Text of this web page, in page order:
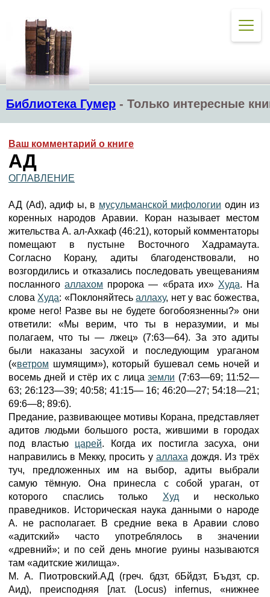
Библиотека Гумер - Только интересные
Ваш комментарий о книге
АД
ОГЛАВЛЕНИЕ
АД (Ad), aдиф ы, в мусульманской мифологии один из
коренных народов Аравии. Коран называет местом
жительства А. ал-Ахкаф (46:21), который комментаторы
помещают в пустыне Восточного Хадрамаута.
Согласно Корану, адиты благоденствовали, но
возгордились и отказались последовать увещеваниям
посланногоаллахом пророка — «брата их» Худа. На
слова Худа: «Поклоняйтесьаллаху, нет у вас божества,
кроме него! Разве вы не будете богобоязненны?» они
ответили: «Мы верим, что ты в неразумии, и мы
полагаем, что ты — лжец» (7:63—64). За это адиты
были наказаны засухой и последующим ураганом
(«ветром шумящим»), который бушевал семь ночей и
восемь дней и стёр их с лицаземли (7:63—69; 11:52—
63; 26:123—39; 40:58; 41:15— 16; 46:20—27; 54:18—21;
69:6—8; 89:6).
Предание, развивающее мотивы Корана, представляет
адитов людьми большого роста, жившими в городах
под властью царей. Когда их постигла засуха, они
направились в Мекку, просить у аллаха дождя. Из трёх
туч, предложенных им на выбор, адиты выбрали
самую тёмную. Она принесла с собой ураган, от
которого спаслись только Худ и несколько
праведников. Историческая наука данными о народе
А. не располагает. В средние века в Аравии слово
«адитский» часто употреблялось в значении
«древний»; и по сей день многие руины называются
там «адитские жилища».
М. А. Пиотровский.АД (греч. бдзт, бБйдзт, Бъдзт, ср.
Аид), преисподняя [лат. (Locus) infernus, «нижнее